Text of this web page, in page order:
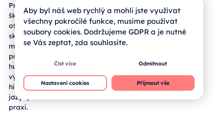
Pro jihočeské
školy se zde
otevírá
skvělá
možnost, jak
propojit
hudební
výchovu,
historii a cizí
jazyky v
praxi.
Aby byl náš web rychlý a mohli jste využívat
všechny pokročilé funkce, musíme používat
soubory cookies. Dodržujeme GDPR a je nutné
se Vás zeptat, zda souhlasíte.
Číst více Odmítnout
Nastavení cookies Přijmout vše